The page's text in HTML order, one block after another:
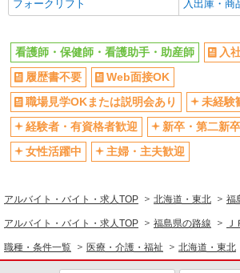
フォークリフト
入出庫・商
看護師・保健師・看護助手・助産師
入
履歴書不要
Web面接OK
職場見学OKまたは説明会あり
未経験
経験者・有資格者歓迎
新卒・第二新
女性活躍中
主婦・主夫歓迎
アルバイト・バイト・求人TOP 北海道・東北 福
アルバイト・バイト・求人TOP 福島県の路線
職種・条件一覧 医療・介護・福祉 北海道・東北